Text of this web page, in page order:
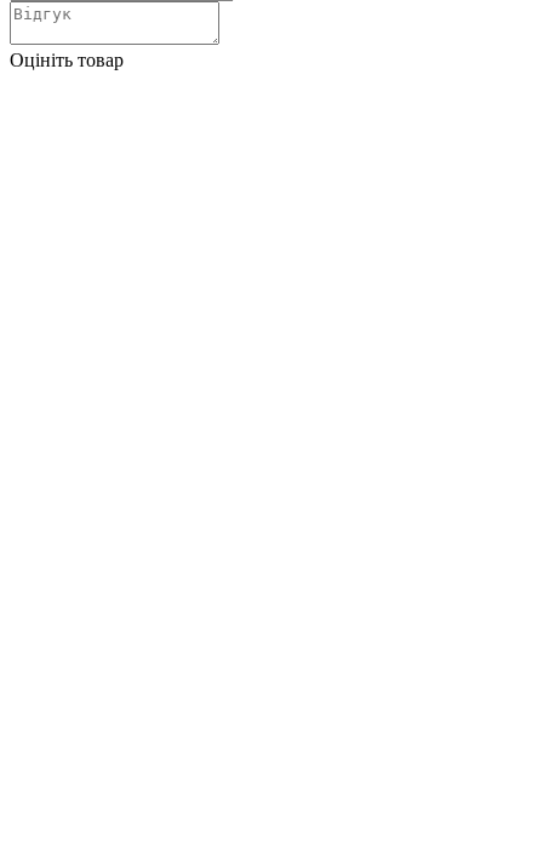
Оцініть товар